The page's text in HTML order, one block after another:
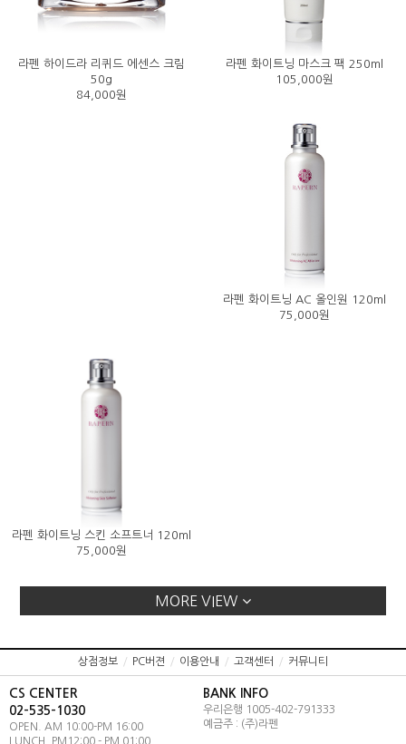
라펜 하이드라 리퀴드 에센스 크림
50g
84,000원
라펜 화이트닝 마스크 팩 250ml
105,000원
라펜 화이트닝 AC 올인원 120ml
75,000원
라펜 화이트닝 스킨 소프트너 120ml
75,000원
MORE VIEW
상점정보 / PC버젼 / 이용안내 / 고객센터 / 커뮤니티
CS CENTER
02-535-1030
OPEN. AM 10:00-PM 16:00
LUNCH. PM12:00 - PM 01:00
BANK INFO
우리은행 1005-402-791333
예금주 : (주)라펜